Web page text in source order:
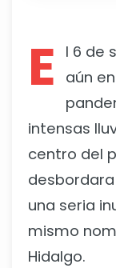
E
l 6 de
aún
intensas
centro del
una seria
mismo
Hidalgo.